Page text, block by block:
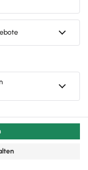
Widerruf